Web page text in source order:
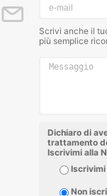
Scrivi anche il
più semplice
Dichiaro di
trattamento
Iscrivimi alla
Iscrivimi
Non